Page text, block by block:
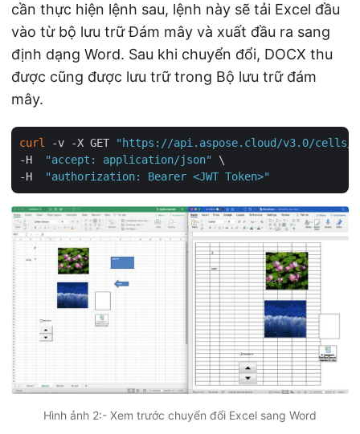
cần thực hiện lệnh sau, lệnh này sẽ tải Excel đầu
vào từ bộ lưu trữ Đám mây và xuất đầu ra sang
định dạng Word. Sau khi chuyển đổi, DOCX thu
được cũng được lưu trữ trong Bộ lưu trữ đám
mây.
curl -v -X GET
"https://api.aspose.cloud/v3.0/cells/
-H
"accept: application/json"
\
-H
"authorization: Bearer <JWT Token>"
Hình ảnh 2:- Xem trước chuyển đổi Excel sang Word